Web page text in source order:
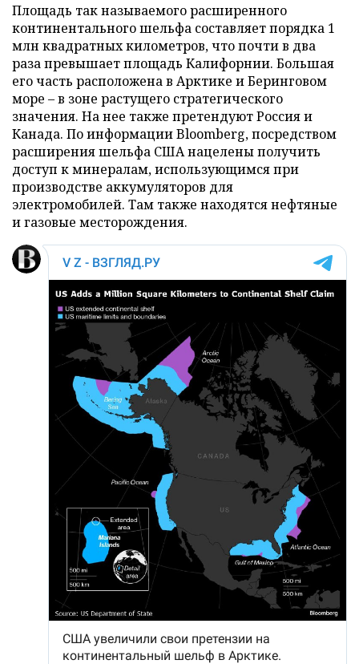
Площадь так называемого расширенного
континентального шельфа составляет порядка 1
млн квадратных километров, что почти в два
раза превышает площадь Калифорнии. Большая
его часть расположена в Арктике и Беринговом
море – в зоне растущего стратегического
значения. На нее также претендуют Россия и
Канада. По информации Bloomberg, посредством
расширения шельфа США нацелены получить
доступ к минералам, использующимся при
производстве аккумуляторов для
электромобилей. Там также находятся нефтяные
и газовые месторождения.